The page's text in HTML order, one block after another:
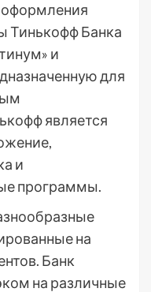
Тинькофф Банка
и
для
является
и
программы.
на
Банк
на различные